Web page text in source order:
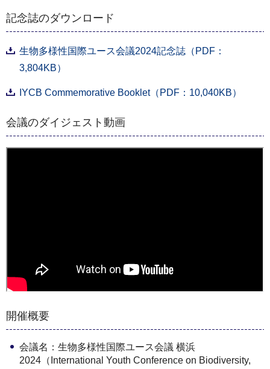
記念誌のダウンロード
生物多様性国際ユース会議2024記念誌（PDF：
3,804KB）
IYCB Commemorative Booklet（PDF：10,040KB）
会議のダイジェスト動画
開催概要
会議名：生物多様性国際ユース会議 横浜
2024（International Youth Conference on Biodiversity,